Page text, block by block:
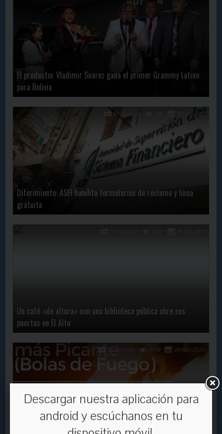
El productor Vladimir Suárez gana el primer Grammy Latino
para Bolivia
Diferimiento: ASFI habilita formularios de reclamo y línea
gratuita
20 Jan, 2021
En Contacto
Un café «de altura» con una biblioteca pública abre sus
puertas en El Alto
Las caseras ‘rompecorazones’ ofrecerán una variedad de
26 Nov, 2020
2758
En Contacto
Descargar nuestra aplicación para
android y escúchanos en tu